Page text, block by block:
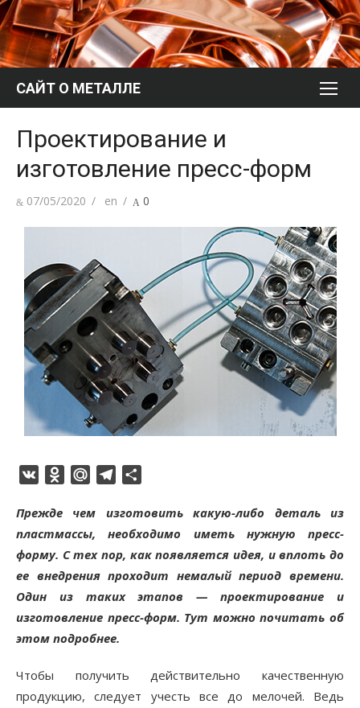
Перейти
к
содержимому
САЙТ О МЕТАЛЛЕ
Проектирование и
изготовление пресс-форм
Опубликовано
07/05/2020 Автор
en 0
VK Odnoklassniki
Mail.RuTelegram
Прежде чем изготовить какую-либо деталь из
пластмассы, необходимо иметь нужную пресс-
форму. С тех пор, как появляется идея, и вплоть до
ее внедрения проходит немалый период времени.
Один из таких этапов — проектирование и
изготовление пресс-форм. Тут можно почитать об
этом подробнее.
Чтобы получить действительно качественную
продукцию, следует учесть все до мелочей. Ведь